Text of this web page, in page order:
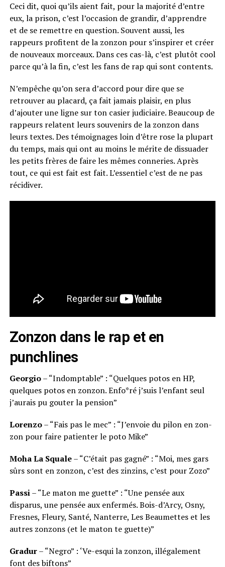
Ceci dit, quoi qu’ils aient fait, pour la majorité d’entre
eux, la prison, c’est l’occasion de grandir, d’apprendre
et de se remettre en question. Souvent aussi, les
rappeurs profitent de la zonzon pour s’inspirer et créer
de nouveaux morceaux. Dans ces cas-là, c’est plutôt cool
parce qu’à la fin, c’est les fans de rap qui sont contents.
N’empêchequ’on sera d’accord pour dire que se
retrouver au placard, ça fait jamais plaisir, en plus
d’ajouterune ligne sur ton casier judiciaire. Beaucoup de
rappeurs relatent leurs souvenirs de la zonzon dans
leurs textes. Des témoignages loin d’être rose la plupart
du temps, mais qui ont au moins le mérite de dissuader
les petits frères de faire les mêmes conneries. Après
tout, ce qui est fait est fait. L’essentiel c’est de ne pas
récidiver.
Zonzon dans le rap et en
punchlines
Georgio– “Indomptable” : “Quelques potos en HP,
quelques potos en zonzon.Enfo*ré j’suis l’enfant seul
j’aurais pu gouter la pension”
Lorenzo– “Fais pas le mec” : “J’envoie du pilon en zon-
zon pour faire patienter le poto Mike”
Moha La Squale– “C’était pas gagné” : “Moi, mes gars
sûrs sont en zonzon, c’est des zinzins, c’est pour Zozo”
Passi– “Le maton me guette” : “Une pensée aux
disparus, une pensée aux enfermés.Bois-d’Arcy, Osny,
Fresnes, Fleury, Santé, Nanterre, Les Beaumettes et les
autres zonzons (et le maton te guette)”
Gradur– “Negro” : ‘Ve-esqui la zonzon, illégalement
font des biftons”